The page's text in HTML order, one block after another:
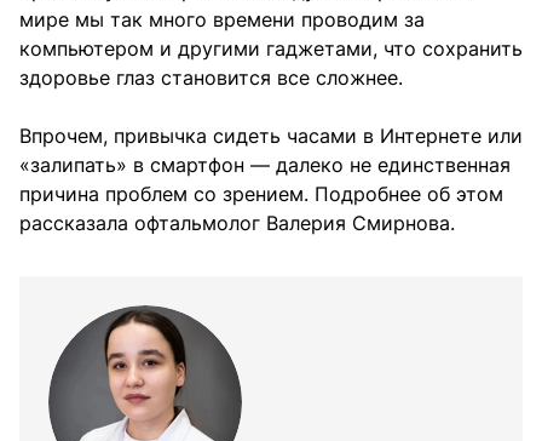
мире мы так много времени проводим за
компьютером и другими гаджетами, что сохранить
здоровье глаз становится все сложнее.
Впрочем, привычка сидеть часами в Интернете или
«залипать» в смартфон — далеко не единственная
причина проблем со зрением. Подробнее об этом
рассказала офтальмолог Валерия Смирнова.